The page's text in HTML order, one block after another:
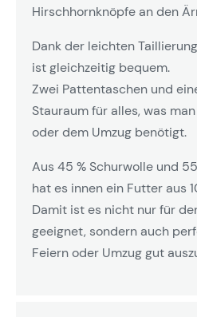
Hirschhornknöpfe an den
Dank der leichten
ist gleichzeitig bequem.
Zwei Pattentaschen und
Stauraum für alles, was
oder dem Umzug benötigt.
Aus 45 % Schurwolle und
hat es innen ein Futter aus
Damit ist es nicht nur für
geeignet, sondern auch
Feiern oder Umzug gut